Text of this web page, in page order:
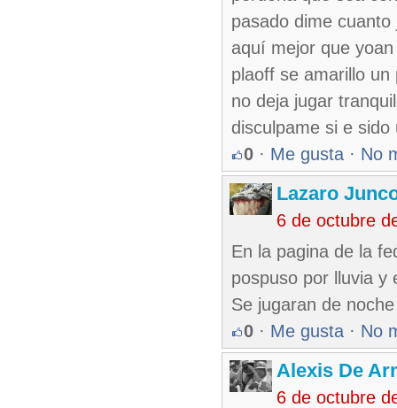
pasado dime
aquí mejor que
plaoff se amarillo
no deja jugar
disculpame si e
0 · Me gusta · No
Lazaro
6 de octubre
En la pagina de la
pospuso por lluvia y
Se jugaran de
0 · Me gusta · No
Alexis De
6 de octubre